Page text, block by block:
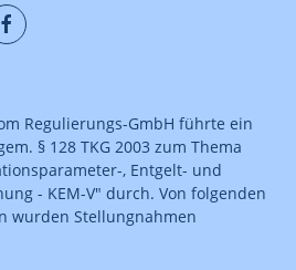
Regulierungs-GmbH führte ein
§ 128 TKG 2003 zum Thema
, Entgelt- und
- KEM-V" durch. Von folgenden
wurden Stellungnahmen